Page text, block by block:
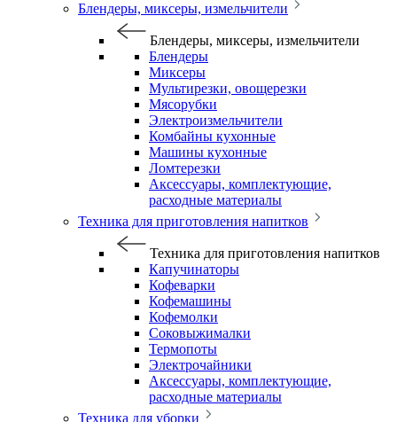
Блендеры, миксеры, измельчители
Блендеры, миксеры, измельчители
Блендеры
Миксеры
Мультирезки, овощерезки
Мясорубки
Электроизмельчители
Комбайны кухонные
Машины кухонные
Ломтерезки
Аксессуары, комплектующие,
расходные материалы
Техника для приготовления напитков
Техника для приготовления напитков
Капучинаторы
Кофеварки
Кофемашины
Кофемолки
Соковыжималки
Термопоты
Электрочайники
Аксессуары, комплектующие,
расходные материалы
Техника для уборки